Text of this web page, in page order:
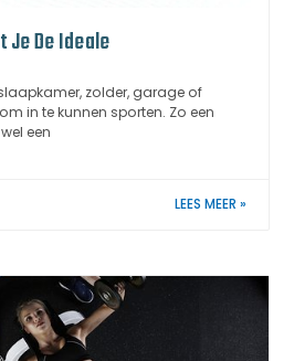
Je De Ideale
zolder, garage of
in te kunnen sporten. Zo een
een
LEES MEER »